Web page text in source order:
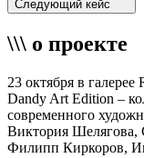
Следующий кейс
\\\ о проекте
23 октября в галерее
Dandy Art Edition –
современного
Виктория Шелягова,
Филипп Киркоров,